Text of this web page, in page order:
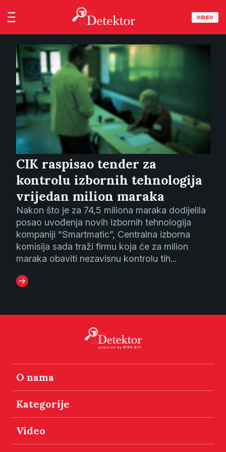
VIDEO
CIK raspisao tender za
kontrolu izbornih tehnologija
vrijedan milion maraka
Nakon što je za 74,5 miliona maraka dodijelila
posao uvođenja novih izbornih tehnologija
kompaniji “Smartmatic”, Centralna izborna
komisija sada traži firmu koja će za milion
maraka obaviti nezavisnu kontrolu tih...
O nama
Kategorije
Video